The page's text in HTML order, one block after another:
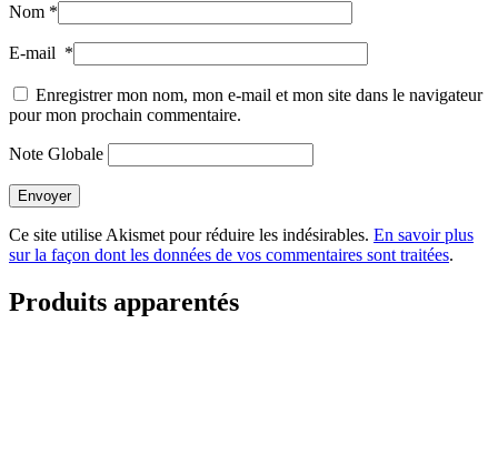
Nom *
E-mail *
Enregistrer mon nom, mon e-mail et mon site dans le navigateur
pour mon prochain commentaire.
Note Globale
Envoyer
Ce site utilise Akismet pour réduire les indésirables. En savoir plus
sur la façon dont les données de vos commentaires sont traitées.
Produits apparentés